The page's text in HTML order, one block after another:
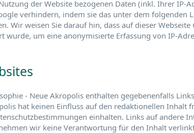
der Website bezogenen Daten (inkl. Ihrer IP-
verhindern, indem sie das unter dem folgenden
Wir weisen Sie darauf hin, dass auf dieser
wurde, um eine anonymisierte Erfassung von IP-
- Neue Akropolis enthalten gegebenenfalls
hat keinen Einfluss auf den redaktionellen Inhalt
einhalten. Links auf andere
wir keine Verantwortung für den Inhalt